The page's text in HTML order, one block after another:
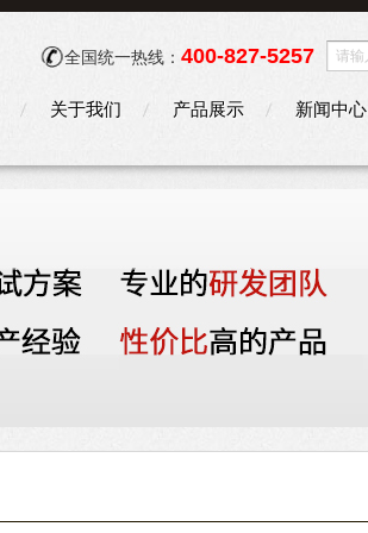
全国统一热线： 400-827-5257
关于我们 产品展示 新闻中心